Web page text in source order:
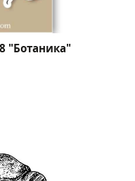
"Ботаника"